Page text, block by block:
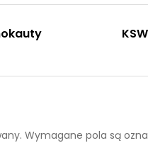
Wymagane pola są